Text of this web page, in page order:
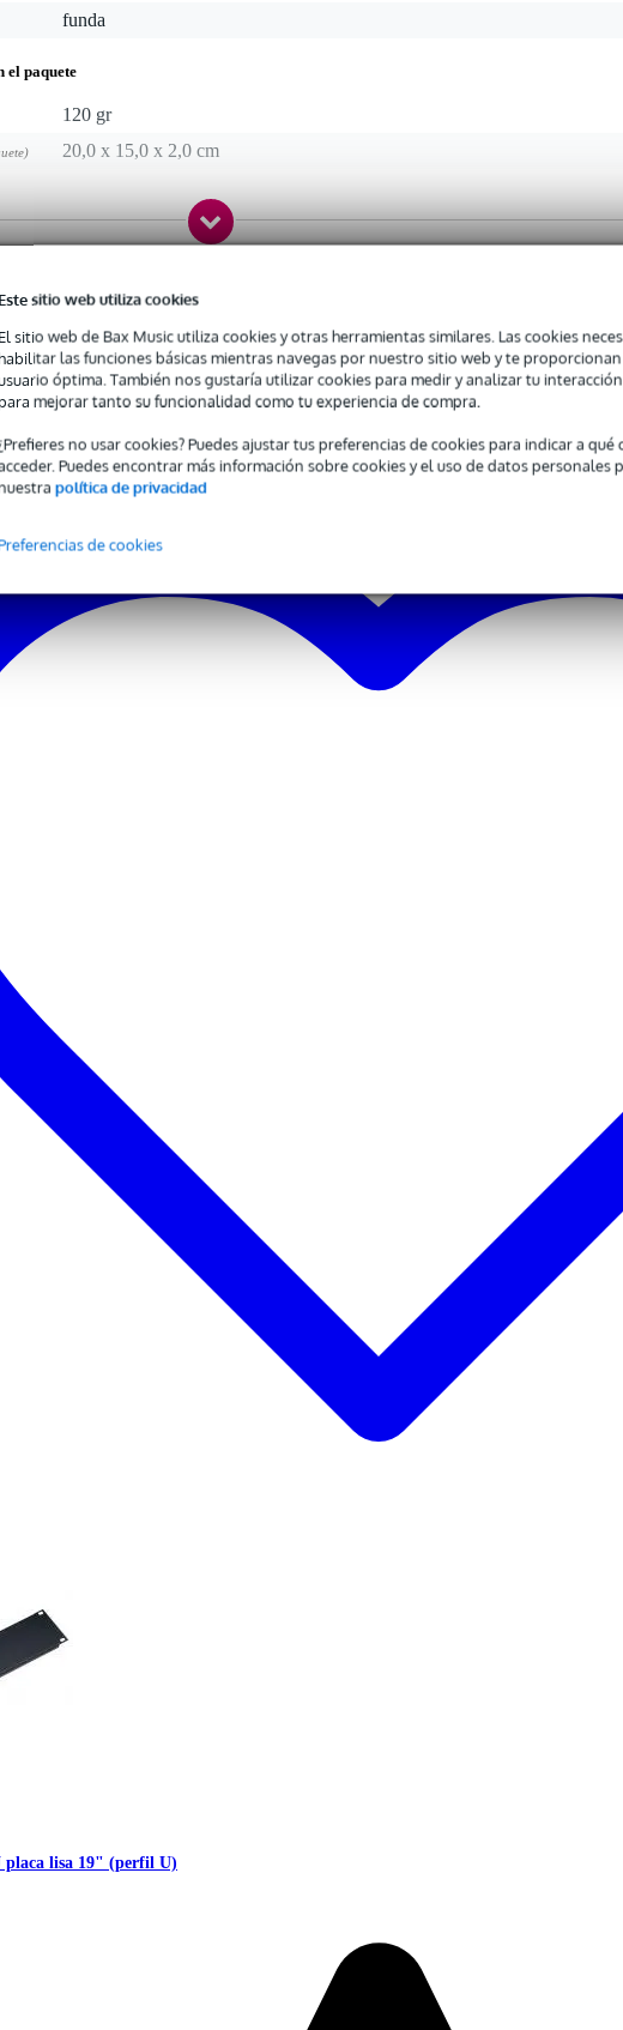
Este sitio web utiliza cookies
El sitio web de Bax Music utiliza cookies y otras herramientas similares. Las cookies
habilitar las funciones básicas mientras navegas por nuestro sitio web y te
óptima. También nos gustaría utilizar cookies para medir y analizar tu
para mejorar tanto su funcionalidad como tu experiencia de compra.
no usar cookies? Puedes ajustar tus preferencias de cookies para indicar a
Puedes encontrar más información sobre cookies y el uso de datos personales
política de privacidad
de cookies
funda
el paquete
120 gr
20,0 x 15,0 x 2,0 cm
& 10065
& Meyer
la marca Konig & Meyer
placa lisa 19" (perfil U)